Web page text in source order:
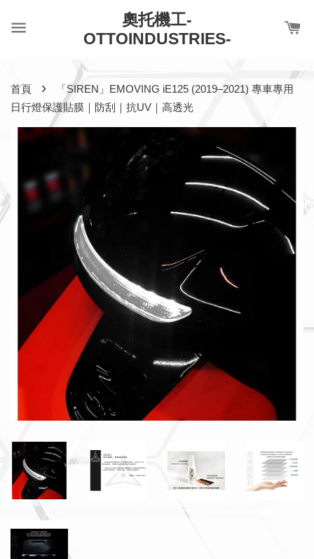
奧托機工-
OTTOINDUSTRIES-
首頁 ›
「SIREN」EMOVING iE125 (2019–2021) 專車專用
日行燈保護貼膜｜防刮｜抗UV｜高透光